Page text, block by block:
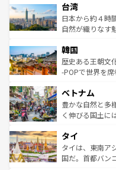
ならではの贅沢な旅のスタ
情報はコンテン
れるおもてなし
人々、おいしい
ク、伝統的なフ
ワイを、存分に味わってほし
はコンテンツ一
リアリーフや大
ク）、タスマニ
ど、見どころが
いる。アクティ
ビング、ハイキ
い。オーストラ
参照してほしい。
台湾
日本から約４時
自然が織りなす
ン）、静ひつな
と山間の静けさ
驚きをもたらし
容にもいいと評
が
照してほしい。
韓国
歴史ある王朝文
-POPで世界を
き、地方に足を
できる。そして
まで、さまざま
リティに包まれ
覧を参照してほ
ベトナム
豊かな自然と多
く伸びる国土に
急速な発展と共
ーチミン市のフ
醸し出している
タイ
タイは、東南ア
国だ。首都バン